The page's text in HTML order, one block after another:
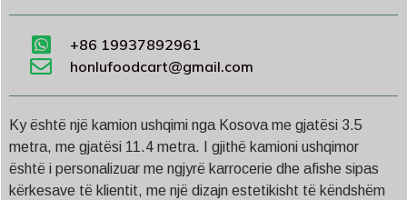
+86 19937892961
honlufoodcart@gmail.com
Ky është një kamion ushqimi nga Kosova me gjatësi 3.5
metra, me gjatësi 11.4 metra. I gjithë kamioni ushqimor
është i personalizuar me ngjyrë karrocerie dhe afishe sipas
kërkesave të klientit, me një dizajn estetikisht të këndshëm